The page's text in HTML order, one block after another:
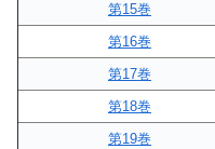
第15巻
第16巻
第17巻
第18巻
第19巻